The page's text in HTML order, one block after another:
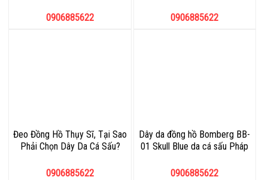
0906885622 0906885622
Đeo Đồng Hồ Thụy Sĩ, Tại Sao
Phải Chọn Dây Da Cá Sấu?
0906885622
Dây da đồng hồ Bomberg BB-
01 Skull Blue da cá sấu Pháp
0906885622